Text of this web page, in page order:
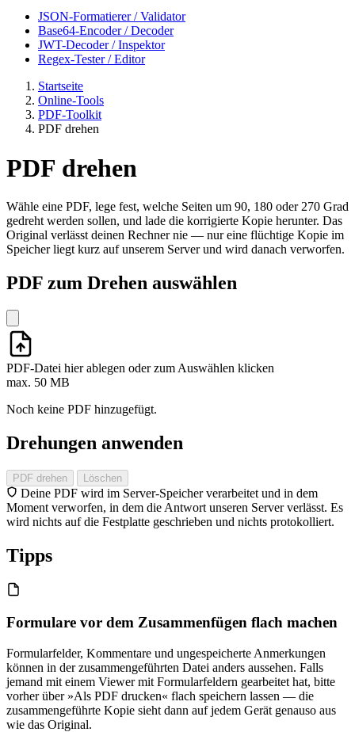
JSON-Formatierer / Validator
Base64-Encoder / Decoder
JWT-Decoder / Inspektor
Regex-Tester / Editor
Startseite
Online-Tools
PDF-Toolkit
PDF drehen
PDF drehen
Wähle eine PDF, lege fest, welche Seiten um 90, 180 oder 270 Grad
gedreht werden sollen, und lade die korrigierte Kopie herunter. Das
Original verlässt deinen Rechner nie — nur eine flüchtige Kopie im
Speicher liegt kurz auf unserem Server und wird danach verworfen.
PDF zum Drehen auswählen
PDF-Datei hier ablegen oder zum Auswählen klicken
max. 50 MB
Noch keine PDF hinzugefügt.
Drehungen anwenden
PDF drehen Löschen
Deine PDF wird im Server-Speicher verarbeitet und in dem
Moment verworfen, in dem die Antwort unseren Server verlässt. Es
wird nichts auf die Festplatte geschrieben und nichts protokolliert.
Tipps
Formulare vor dem Zusammenfügen flach machen
Formularfelder, Kommentare und ungespeicherte Anmerkungen
können in der zusammengeführten Datei anders aussehen. Falls
jemand mit einem Viewer mit Formularfeldern gearbeitet hat, bitte
vorher über »Als PDF drucken« flach speichern lassen — die
zusammengeführte Kopie sieht dann auf jedem Gerät genauso aus
wie das Original.